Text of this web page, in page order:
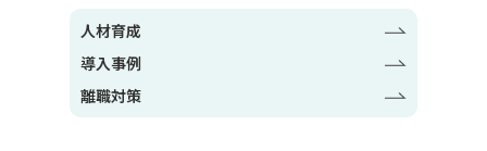
人材育成
導入事例
離職対策